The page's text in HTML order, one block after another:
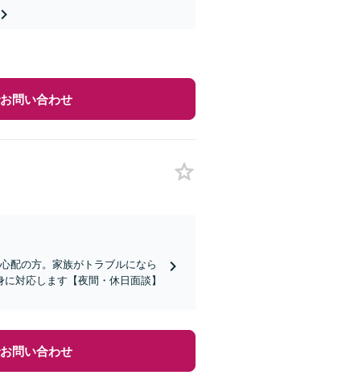
問い合わせ
配の方。家族がトラブルになら
対応します【夜間・休日面談】
問い合わせ